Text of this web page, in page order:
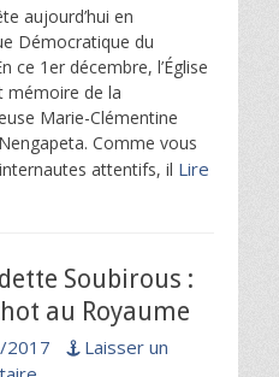
aujourd’hui en
Démocratique du
ce 1er décembre, l’Église
mémoire de la
Marie-Clémentine
Comme vous
attentifs, il Lire
Soubirous :
au Royaume
2017
Laisser un